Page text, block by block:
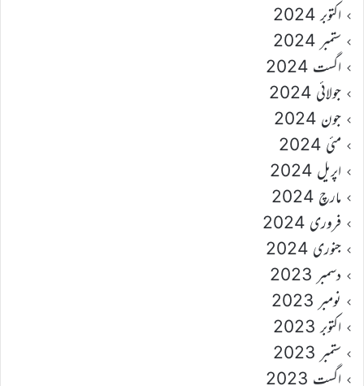
اکتوبر 2024
ستمبر 2024
اگست 2024
جولائی 2024
جون 2024
مئی 2024
اپریل 2024
مارچ 2024
فروری 2024
جنوری 2024
دسمبر 2023
نومبر 2023
اکتوبر 2023
ستمبر 2023
اگست 2023